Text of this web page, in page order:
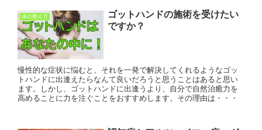
体の整え方
ゴットハンドの施術を受けたい
ですか？
慢性的な症状に悩むと、それを一発で解決してくれるようなゴッ
トハンドに出逢えたらなんて良いだろうと思うことはあると思い
ます。しかし、ゴットハンドに出逢うより、自分で自然治癒力を
高めることに力を注ぐことをおすすめします。その理由は・・・